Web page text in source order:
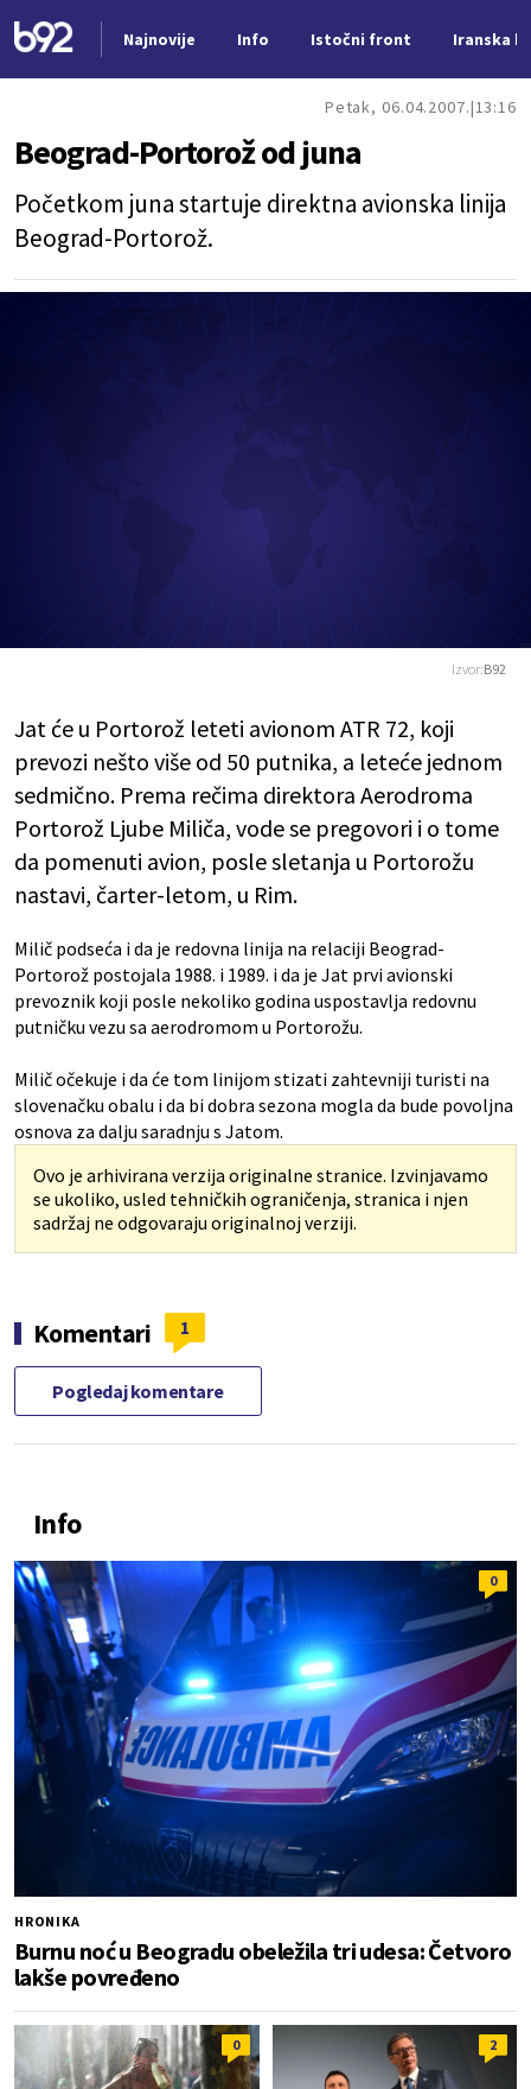
Najnovije Info Istočni front Iranska
Petak, 06.04.2007. 13:16
Beograd-Portorož od juna
Početkom juna startuje direktna avionska linija
Beograd-Portorož.
Izvor:B92
Jat će u Portorož leteti avionom ATR 72, koji
prevozi nešto više od 50 putnika, a leteće jednom
sedmično. Prema rečima direktora Aerodroma
Portorož Ljube Miliča, vode se pregovori i o tome
da pomenuti avion, posle sletanja u Portorožu
nastavi, čarter-letom, u Rim.
Milič podseća i da je redovna linija na relaciji Beograd-
Portorož postojala 1988. i 1989. i da je Jat prvi avionski
prevoznik koji posle nekoliko godina uspostavlja redovnu
putničku vezu sa aerodromom u Portorožu.
Milič očekuje i da će tom linijom stizati zahtevniji turisti na
slovenačku obalu i da bi dobra sezona mogla da bude povoljna
osnova za dalju saradnju s Jatom.
Ovo je arhivirana verzija originalne stranice. Izvinjavamo
se ukoliko, usled tehničkih ograničenja, stranica i njen
sadržaj ne odgovaraju originalnoj verziji.
Komentari 1
Pogledaj komentare
Info
0
HRONIKA
Burnu noć u Beogradu obeležila tri udesa: Četvoro
lakše povređeno
0 2